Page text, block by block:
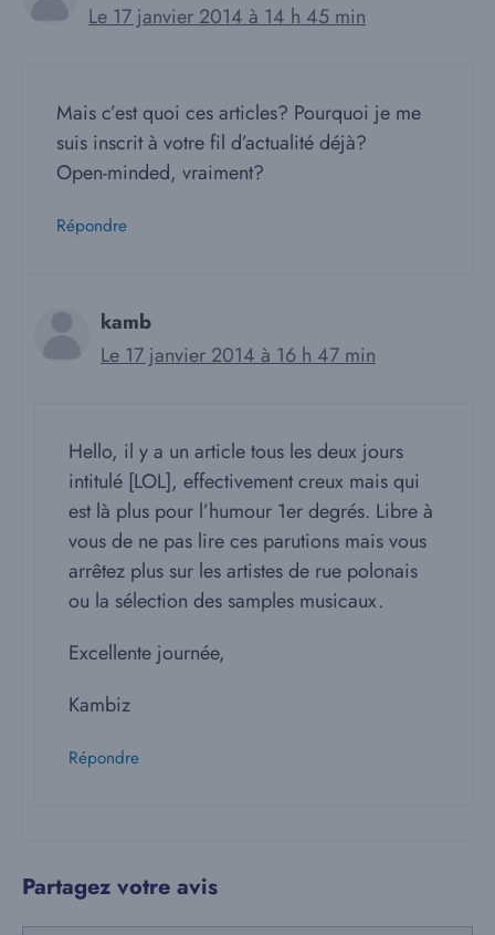
Le 17 janvier 2014 à 14 h 45 min
Mais c’est quoi ces articles? Pourquoi je me
suis inscrit à votre fil d’actualité déjà?
Open-minded, vraiment?
Répondre
kamb
Le 17 janvier 2014 à 16 h 47 min
Hello, il y a un article tous les deux jours
intitulé [LOL], effectivement creux mais qui
est là plus pour l’humour 1er degrés. Libre à
vous de ne pas lire ces parutions mais vous
arrêtez plus sur les artistes de rue polonais
ou la sélection des samples musicaux.
Excellente journée,
Kambiz
Répondre
Partagez votre avis